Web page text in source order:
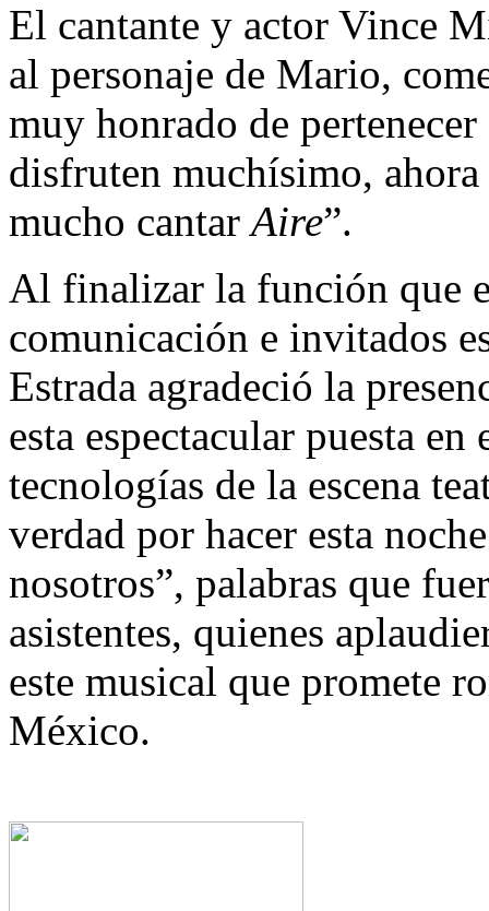
El cantante y actor Vince
al personaje de Mario,
muy honrado de
disfruten muchísimo,
mucho cantarAire”.
Al finalizar la función que
comunicación e invitados
Estrada agradeció la
esta espectacular puesta
tecnologías de la escena
verdad por hacer esta
nosotros”, palabras que
asistentes, quienes
este musical que promete
México.